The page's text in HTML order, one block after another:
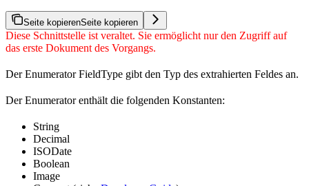
Seite kopierenSeite kopieren
Diese Schnittstelle ist veraltet. Sie ermöglicht nur den Zugriff auf
das erste Dokument des Vorgangs.
Der Enumerator FieldType gibt den Typ des extrahierten Feldes an.
Der Enumerator enthält die folgenden Konstanten:
String
Decimal
ISODate
Boolean
Image